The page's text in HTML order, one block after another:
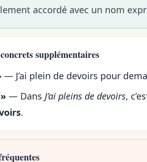
accordé avec un nom
supplémentaires
— J’ai plein de devoirs pour
— Dans J’ai pleins de devoirs,
.